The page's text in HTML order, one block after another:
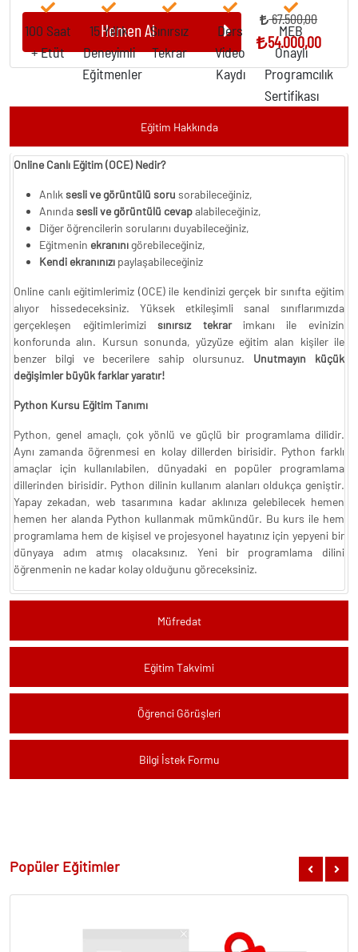
100 Saat
+ Etüt
15 Yıllık
Deneyimli
Eğitmenler
Sınırsız
Tekrar
Ders
Video
Kaydı
MEB
Onaylı
Programcılık
Sertifikası
Hemen Al
67.500,00
54.000,00
Eğitim Hakkında
Online Canlı Eğitim (OCE) Nedir?
Anlık sesli ve görüntülü soru sorabileceğiniz,
Anında sesli ve görüntülü cevapalabileceğiniz,
Diğer öğrencilerin sorularını duyabileceğiniz,
Eğitmenin ekranınıgörebileceğiniz,
Kendi ekranınızı paylaşabileceğiniz
Online canlı eğitimlerimiz (OCE) ile kendinizi gerçek bir sınıfta eğitim
alıyor hissedeceksiniz. Yüksek etkileşimli sanal sınıflarımızda
gerçekleşen eğitimlerimizi sınırsız tekrarimkanı ile evinizin
konforunda alın. Kursun sonunda, yüzyüze eğitim alan kişiler ile
benzer bilgi ve becerilere sahip olursunuz. Unutmayın küçük
değişimler büyük farklar yaratır!
Python Kursu Eğitim Tanımı
Python, genel amaçlı, çok yönlü ve güçlü bir programlama dilidir.
Aynı zamanda öğrenmesi en kolay dillerden birisidir. Python farklı
amaçlar için kullanılabilen, dünyadaki en popüler programlama
dillerinden birisidir. Python dilinin kullanım alanları oldukça geniştir.
Yapay zekadan, web tasarımına kadar aklınıza gelebilecek hemen
hemen her alanda Python kullanmak mümkündür. Bu kurs ile hem
programlama hem de kişisel ve projesyonel hayatınız için yepyeni bir
dünyaya adım atmış olacaksınız. Yeni bir programlama dilini
öğrenmenin ne kadar kolay olduğunu göreceksiniz.
Müfredat
Eğitim Takvimi
Öğrenci Görüşleri
Bilgi İstek Formu
Popüler Eğitimler